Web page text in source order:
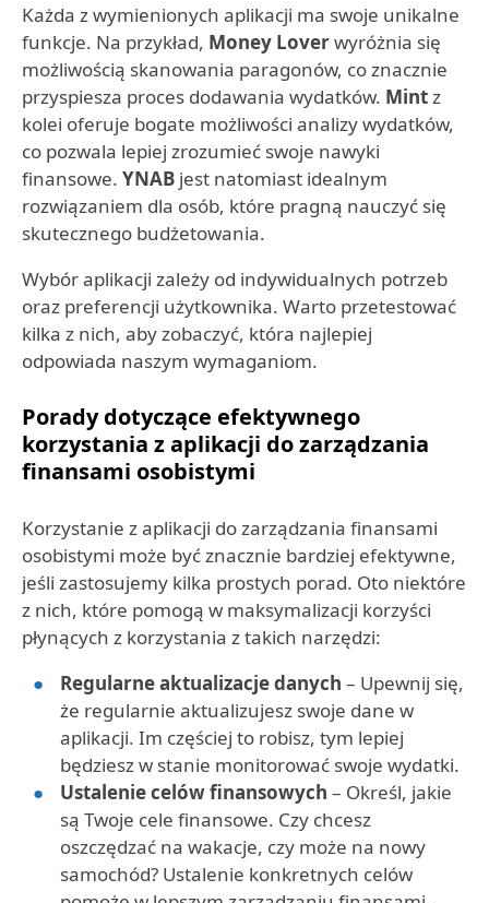
Każda z wymienionych aplikacji ma swoje unikalne
funkcje. Na przykład, Money Loverwyróżnia się
możliwością skanowania paragonów, co znacznie
przyspiesza proces dodawania wydatków. Mintz
kolei oferuje bogate możliwości analizy wydatków,
co pozwala lepiej zrozumieć swoje nawyki
finansowe. YNAB jest natomiast idealnym
rozwiązaniem dla osób, które pragną nauczyć się
skutecznego budżetowania.
Wybór aplikacji zależy od indywidualnych potrzeb
oraz preferencji użytkownika. Warto przetestować
kilka z nich, aby zobaczyć, która najlepiej
odpowiada naszym wymaganiom.
Porady dotyczące efektywnego
korzystania z aplikacji do zarządzania
finansami osobistymi
Korzystanie z aplikacji do zarządzania finansami
osobistymi może być znacznie bardziej efektywne,
jeśli zastosujemy kilka prostych porad. Oto niektóre
z nich, które pomogą w maksymalizacji korzyści
płynących z korzystania z takich narzędzi:
Regularne aktualizacje danych – Upewnij się,
że regularnie aktualizujesz swoje dane w
aplikacji. Im częściej to robisz, tym lepiej
będziesz w stanie monitorować swoje wydatki.
Ustalenie celów finansowych – Określ, jakie
są Twoje cele finansowe. Czy chcesz
oszczędzać na wakacje, czy może na nowy
samochód? Ustalenie konkretnych celów